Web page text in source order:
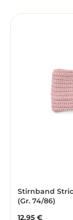
Stirnband
(Gr. 74/86)
12,95 €